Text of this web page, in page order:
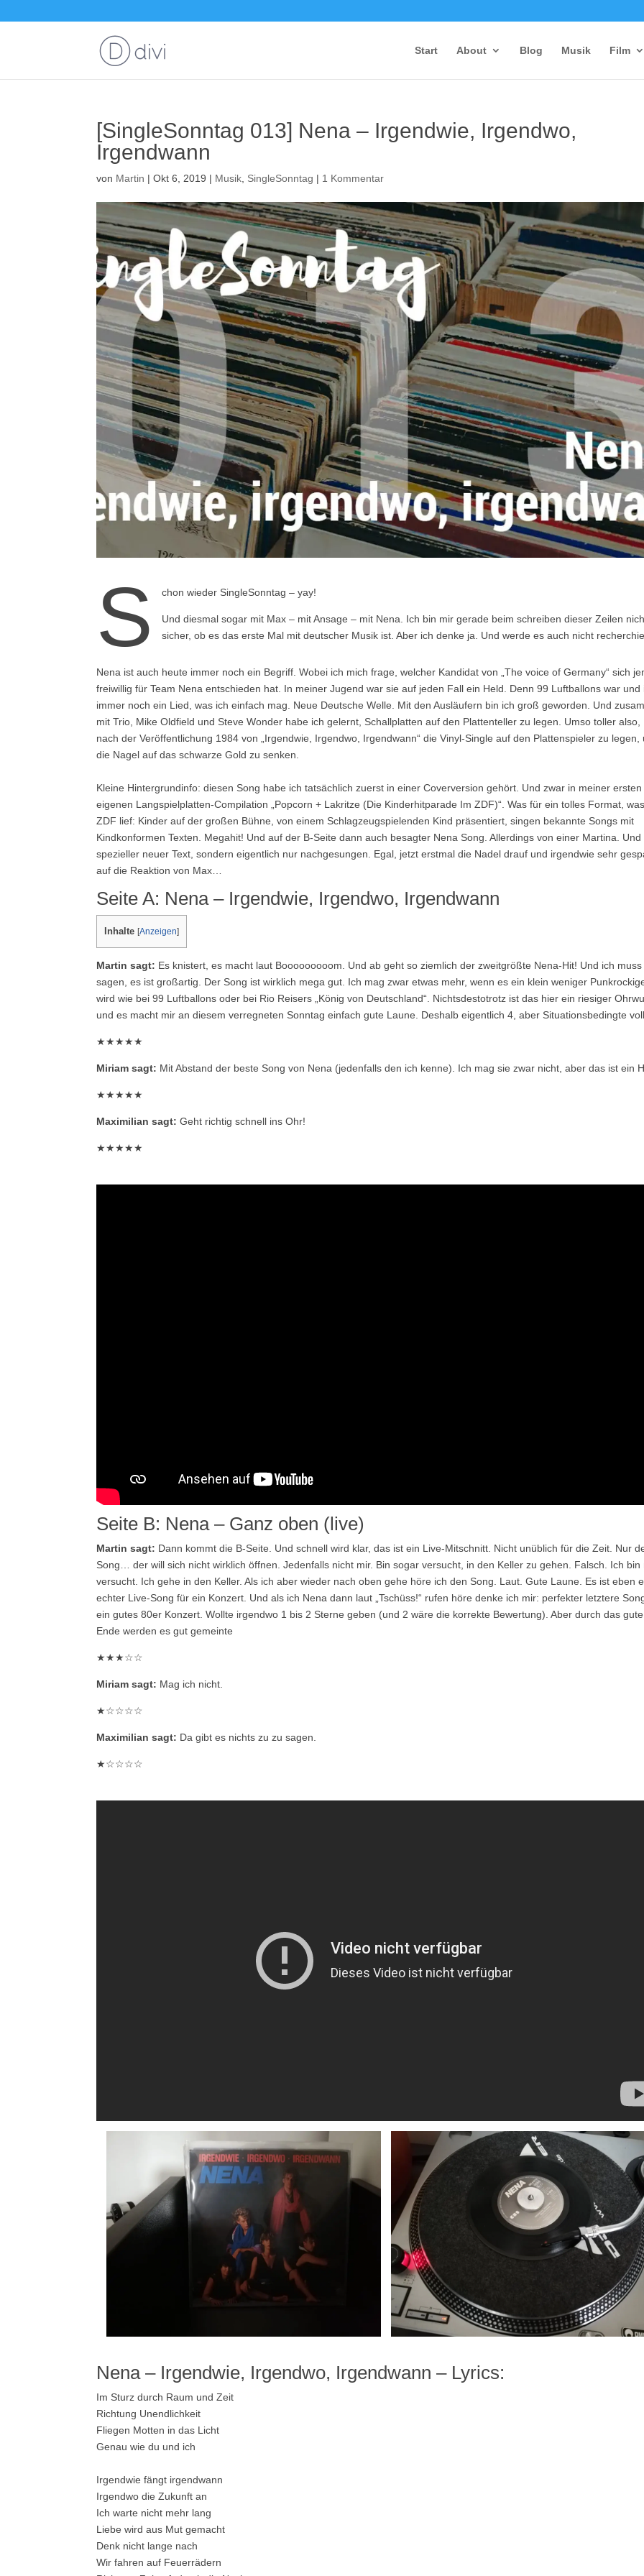
Start About Blog Musik Film
[SingleSonntag 013] Nena – Irgendwie, Irgendwo,
Irgendwann
von Martin |Okt 6, 2019 | Musik SingleSonntag | 1 Kommentar
S chon wieder SingleSonntag – yay!
Und diesmal sogar mit Max – mit Ansage – mit Nena. Ich bin mir gerade beim schreiben dieser Zeilen
sicher, ob es das erste Mal mit deutscher Musik ist. Aber ich denke ja. Und werde es auch nicht
Nena ist auch heute immer noch ein Begriff. Wobei ich mich frage, welcher Kandidat von „The voice of Germany“ sich
freiwillig für Team Nena entschieden hat. In meiner Jugend war sie auf jeden Fall ein Held. Denn 99 Luftballons war und
immer noch ein Lied, was ich einfach mag. Neue Deutsche Welle. Mit den Ausläufern bin ich groß geworden. Und
mit Trio, Mike Oldfield und Steve Wonder habe ich gelernt, Schallplatten auf den Plattenteller zu legen. Umso toller also,
nach der Veröffentlichung 1984 von „Irgendwie, Irgendwo, Irgendwann“ die Vinyl-Single auf den Plattenspieler zu legen,
die Nagel auf das schwarze Gold zu senken.
Kleine Hintergrundinfo: diesen Song habe ich tatsächlich zuerst in einer Coverversion gehört. Und zwar in meiner ersten
eigenen Langspielplatten-Compilation „Popcorn + Lakritze (Die Kinderhitparade Im ZDF)“. Was für ein tolles Format,
ZDF lief: Kinder auf der großen Bühne, von einem Schlagzeugspielenden Kind präsentiert, singen bekannte Songs mit
Kindkonformen Texten. Megahit! Und auf der B-Seite dann auch besagter Nena Song. Allerdings von einer Martina. Und
spezieller neuer Text, sondern eigentlich nur nachgesungen. Egal, jetzt erstmal die Nadel drauf und irgendwie sehr
auf die Reaktion von Max…
Seite A: Nena – Irgendwie, Irgendwo, Irgendwann
Inhalte [Anzeigen]
Martin sagt: Es knistert, es macht laut Booooooooom. Und ab geht so ziemlich der zweitgrößte Nena-Hit! Und ich muss
sagen, es ist großartig. Der Song ist wirklich mega gut. Ich mag zwar etwas mehr, wenn es ein klein weniger
wird wie bei 99 Luftballons oder bei Rio Reisers „König von Deutschland“. Nichtsdestotrotz ist das hier ein riesiger
und es macht mir an diesem verregneten Sonntag einfach gute Laune. Deshalb eigentlich 4, aber Situationsbedingte
★★★★★
Miriam sagt: Mit Abstand der beste Song von Nena (jedenfalls den ich kenne). Ich mag sie zwar nicht, aber das ist ein
★★★★★
Maximilian sagt: Geht richtig schnell ins Ohr!
★★★★★
Seite B: Nena – Ganz oben (live)
Martin sagt: Dann kommt die B-Seite. Und schnell wird klar, das ist ein Live-Mitschnitt. Nicht unüblich für die Zeit. Nur
Song… der will sich nicht wirklich öffnen. Jedenfalls nicht mir. Bin sogar versucht, in den Keller zu gehen. Falsch. Ich bin
versucht. Ich gehe in den Keller. Als ich aber wieder nach oben gehe höre ich den Song. Laut. Gute Laune. Es ist eben
echter Live-Song für ein Konzert. Und als ich Nena dann laut „Tschüss!“ rufen höre denke ich mir: perfekter letztere
ein gutes 80er Konzert. Wollte irgendwo 1 bis 2 Sterne geben (und 2 wäre die korrekte Bewertung). Aber durch das gute
Ende werden es gut gemeinte
★★★☆☆
Miriam sagt: Mag ich nicht.
★☆☆☆☆
Maximilian sagt: Da gibt es nichts zu zu sagen.
★☆☆☆☆
Nena – Irgendwie, Irgendwo, Irgendwann – Lyrics:
Im Sturz durch Raum und Zeit
Richtung Unendlichkeit
Fliegen Motten in das Licht
Genau wie du und ich
Irgendwie fängt irgendwann
Irgendwo die Zukunft an
Ich warte nicht mehr lang
Liebe wird aus Mut gemacht
Denk nicht lange nach
Wir fahren auf Feuerrädern